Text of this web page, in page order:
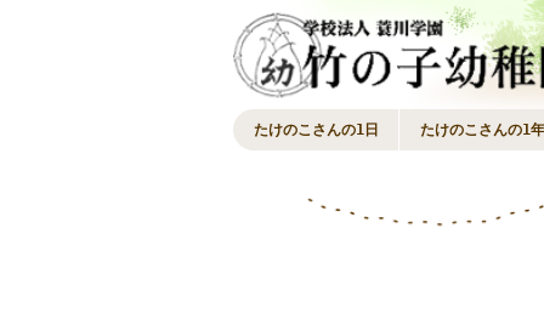
たけのこさんの1日 たけのこさんの1年